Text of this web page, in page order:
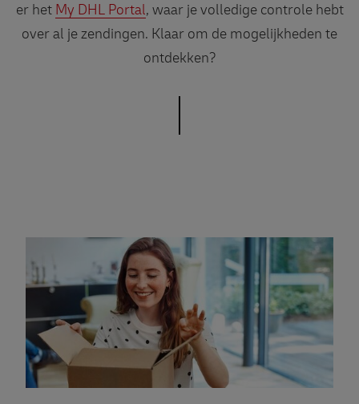
er het My DHL Portal, waar je volledige controle hebt
over al je zendingen. Klaar om de mogelijkheden te
ontdekken?